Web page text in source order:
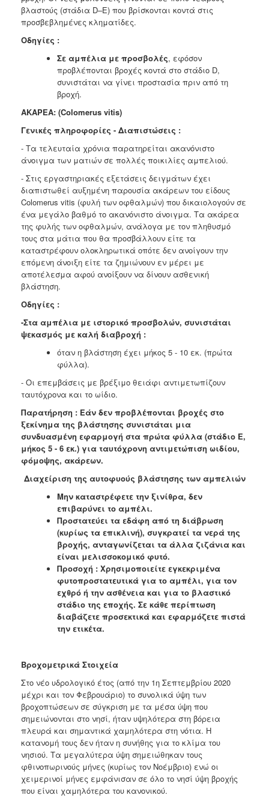
βλαστούς (στάδια D–Ε) που βρίσκονται κοντά στις
προσβεβλημένες κληματίδες.
Οδηγίες :
Σε αμπέλια με προσβολές, εφόσον
προβλέπονται βροχές κοντά στο στάδιο D,
συνιστάται να γίνει προστασία πριν από τη
βροχή.
ΑΚΑΡΕΑ: (Colomerus vitis)
Γενικές πληροφορίες - Διαπιστώσεις :
- Τα τελευταία χρόνια παρατηρείται ακανόνιστο
άνοιγμα των ματιών σε πολλές ποικιλίες αμπελιού.
- Στις εργαστηριακές εξετάσεις δειγμάτων έχει
διαπιστωθεί αυξημένη παρουσία ακάρεων του είδους
Colomerus vitis (φυλή των οφθαλμών) που δικαιολογούν σε
ένα μεγάλο βαθμό το ακανόνιστο άνοιγμα. Τα ακάρεα
της φυλής των οφθαλμών, ανάλογα με τον πληθυσμό
τους στα μάτια που θα προσβάλλουν είτε τα
καταστρέφουν ολοκληρωτικά οπότε δεν ανοίγουν την
επόμενη άνοιξη είτε τα ζημιώνουν εν μέρει με
αποτέλεσμα αφού ανοίξουν να δίνουν ασθενική
βλάστηση.
Οδηγίες :
-Στα αμπέλια με ιστορικό προσβολών, συνιστάται
ψεκασμός με καλή διαβροχή :
όταν η βλάστηση έχει μήκος 5 - 10 εκ. (πρώτα
φύλλα).
- Οι επεμβάσεις με βρέξιμο θειάφι αντιμετωπίζουν
ταυτόχρονα και το ωίδιο.
Παρατήρηση : Εάν δεν προβλέπονται βροχές στο
ξεκίνημα της βλάστησης συνιστάται μια
συνδυασμένη εφαρμογή στα πρώτα φύλλα (στάδιο E,
μήκος 5 - 6 εκ.) για ταυτόχρονη αντιμετώπιση ωιδίου,
φόμοψης, ακάρεων.
Διαχείριση της αυτοφυούς βλάστησης των αμπελιών
Μην καταστρέφετε την ξινίθρα, δεν
επιβαρύνει το αμπέλι.
Προστατεύει τα εδάφη από τη διάβρωση
(κυρίως τα επικλινή), συγκρατεί τα νερά της
βροχής, ανταγωνίζεται τα άλλα ζιζάνια και
είναι μελισσοκομικό φυτό.
Προσοχή : Χρησιμοποιείτε εγκεκριμένα
φυτοπροστατευτικά για το αμπέλι, για τον
εχθρό ή την ασθένεια και για το βλαστικό
στάδιο της εποχής. Σε κάθε περίπτωση
διαβάζετε προσεκτικά και εφαρμόζετε πιστά
την ετικέτα.
Βροχομετρικά Στοιχεία
Στο νέο υδρολογικό έτος (από την 1η Σεπτεμβρίου 2020
μέχρι και τον Φεβρουάριο) το συνολικά ύψη των
βροχοπτώσεων σε σύγκριση με τα μέσα ύψη που
σημειώνονται στο νησί, ήταν υψηλότερα στη βόρεια
πλευρά και σημαντικά χαμηλότερα στη νότια. Η
κατανομή τους δεν ήταν η συνήθης για το κλίμα του
νησιού. Τα μεγαλύτερα ύψη σημειώθηκαν τους
φθινοπωρινούς μήνες (κυρίως τον Νοέμβριο) ενώ οι
χειμερινοί μήνες εμφάνισαν σε όλο το νησί ύψη βροχής
που είναι χαμηλότερα του κανονικού.